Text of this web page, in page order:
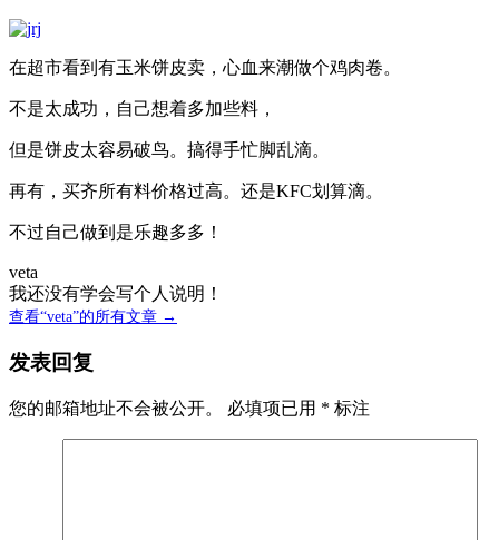
在超市看到有玉米饼皮卖，心血来潮做个鸡肉卷。
不是太成功，自己想着多加些料，
但是饼皮太容易破鸟。搞得手忙脚乱滴。
再有，买齐所有料价格过高。还是KFC划算滴。
不过自己做到是乐趣多多！
veta
我还没有学会写个人说明！
查看“veta”的所有文章 →
发表回复
您的邮箱地址不会被公开。 必填项已用 * 标注